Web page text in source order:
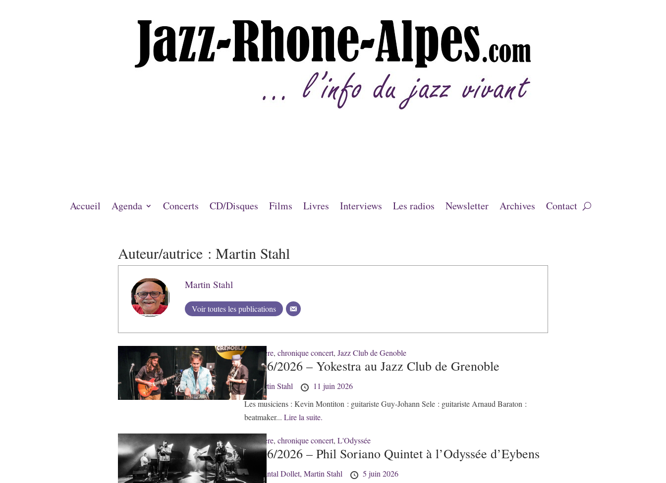
Accueil Agenda Concerts CD/Disques Films Livres Interviews Les radios Newsletter Archives Contact
Auteur/autrice :Martin Stahl
Martin Stahl
Voir toutes les publications
38 - Isère, chronique concert, Jazz Club de Genoble
11/06/2026 – Yokestra au Jazz Club de Grenoble
by Martin Stahl
11 juin 2026
Les musiciens : Kevin Montiton : guitariste Guy-Johann Sele : guitariste Arnaud Baraton :
beatmaker... Lire la suite.
38 - Isère, chronique concert, L'Odyssée
05/06/2026 – Phil Soriano Quintet à l’Odyssée d’Eybens
by Chantal Dollet, Martin Stahl
5 juin 2026